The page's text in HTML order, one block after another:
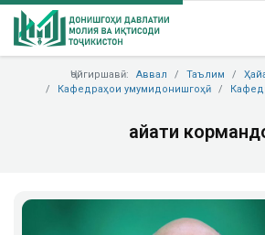
Ҷойгиршавӣ: Аввал Таълим
Кафедраҳои умумидонишгоҳӣ
Ҳайати